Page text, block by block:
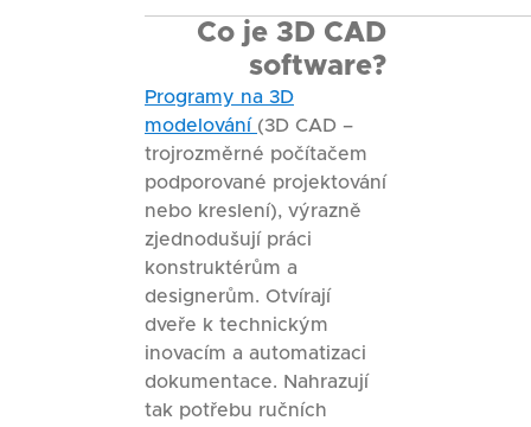
Co je 3D CAD
software?
Programy na 3D
modelování (3D CAD –
trojrozměrné počítačem
podporované projektování
nebo kreslení), výrazně
zjednodušují práci
konstruktérům a
designerům. Otvírají
dveře k technickým
inovacím a automatizaci
dokumentace. Nahrazují
tak potřebu ručních